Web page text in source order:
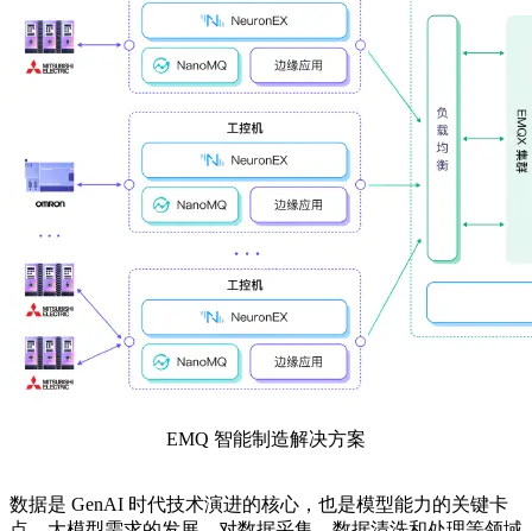
EMQ 智能制造解决方案
数据是 GenAI 时代技术演进的核心，也是模型能力的关键卡